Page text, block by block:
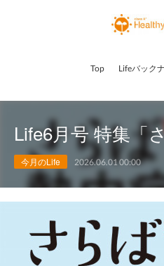
Top
Life6月号 特集「
今月のLife 2026.06.01 00:00